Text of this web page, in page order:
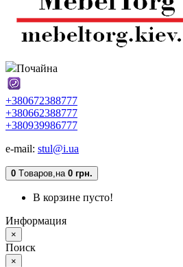
Почайна
+380672388777
+380662388777
+380939986777
e-mail: stul@i.ua
0 Tоваров,на 0 грн.
В корзине пусто!
Информация
×
Поиск
×